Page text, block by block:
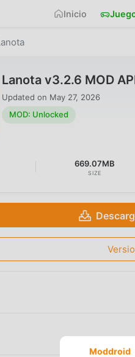
Inicio
Lanota v3.2.6 MOD
Updated on May 27, 2026
MOD: Unlocked
669.07MB
SIZE
Moddroid